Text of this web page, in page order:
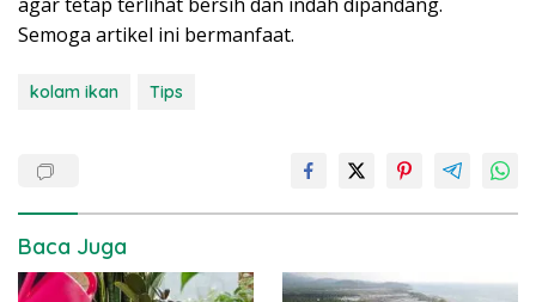
agar tetap terlihat bersih dan indah dipandang.
Semoga artikel ini bermanfaat.
kolam ikan Tips
Baca Juga